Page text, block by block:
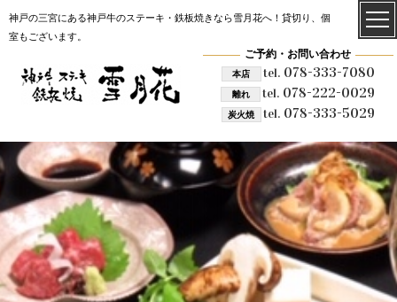
神戸の三宮にある神戸牛のステーキ・鉄板焼きなら雪月花へ！貸切り、個
室もございます。
ご予約・お問い合わせ
本店 tel.078-333-7080
離れ tel. 078-222-0029
炭火焼 tel.078-333-5029
雪月花 炭火焼